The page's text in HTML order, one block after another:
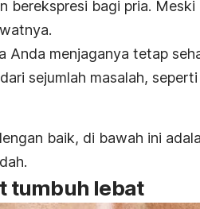
berekspresi bagi pria.
menjaganya tetap
sejumlah masalah,
baik, di bawah ini
tumbuh lebat